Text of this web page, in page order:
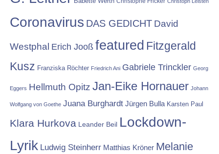
Coronavirus DAS GEDICHT David
Westphal Erich Jooß featured Fitzgerald
Kusz Franziska Röchter Friedrich Ani Gabriele Trinckler Georg
Eggers Hellmuth Opitz Jan-Eike Hornauer Johann
Wolfgang von Goethe Juana Burghardt Jürgen Bulla Karsten Paul
Klara Hurkova Leander Beil Lockdown-
Lyrik Ludwig Steinherr Matthias Kröner Melanie